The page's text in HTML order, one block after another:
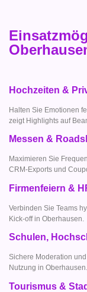
Hochzeiten &
Halten Sie Emotionen
zeigt Highlights auf
Messen &
Maximieren Sie
CRM-Exports und
Firmenfeiern &
Verbinden Sie Teams
Kick-off in Oberhausen.
Schulen,
Sichere Moderation
Nutzung in Oberhausen.
Tourismus &